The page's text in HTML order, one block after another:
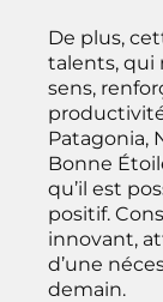
De plus,
talents, qui
sens,
Patagonia,
Bonne
qu’il est
positif.
innovant,
d’une
demain.